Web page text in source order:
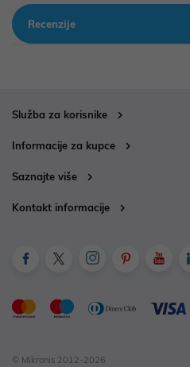
Recenzije
Služba za korisnike
Informacije za kupce
Saznajte više
Kontakt informacije
© Mikronis 2012-2026